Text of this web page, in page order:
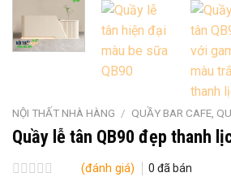
NỘI THẤT NHÀ HÀNG / QUẦY BAR CAFE,
Quầy lễ tân QB90 đẹp thanh
(đánh giá) 0 đã bán